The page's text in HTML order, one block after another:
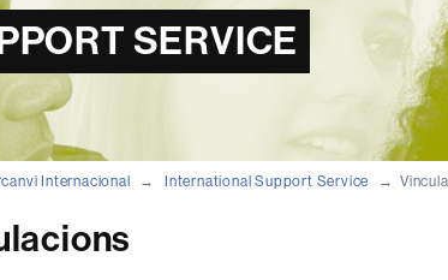
SERVICE
Internacional International Support Service